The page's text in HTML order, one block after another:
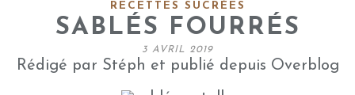
RECETTES SUCRÉES
SABLÉS FOURRÉS
3 AVRIL 2019
Rédigé par Stéph et publié depuis Overblog